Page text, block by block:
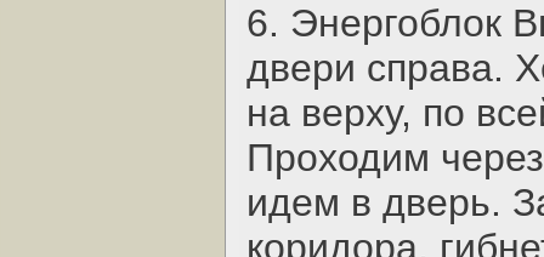
6. Энергоблок
двери справа.
на верху, по
Проходим
идем в дверь.
коридора,